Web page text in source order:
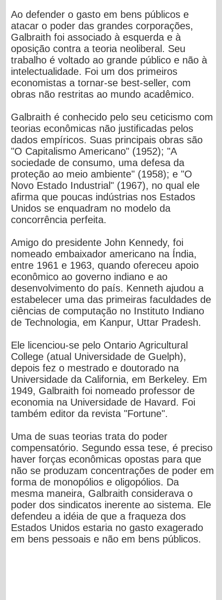
Ao defender o gasto em bens públicos e
atacar o poder das grandes corporações,
Galbraith foi associado à esquerda e à
oposição contra a teoria neoliberal. Seu
trabalho é voltado ao grande público e não à
intelectualidade. Foi um dos primeiros
economistas a tornar-se best-seller, com
obras não restritas ao mundo acadêmico.
Galbraith é conhecido pelo seu ceticismo com
teorias econômicas não justificadas pelos
dados empíricos. Suas principais obras são
"O Capitalismo Americano" (1952); "A
sociedade de consumo, uma defesa da
proteção ao meio ambiente" (1958); e "O
Novo Estado Industrial" (1967), no qual ele
afirma que poucas indústrias nos Estados
Unidos se enquadram no modelo da
concorrência perfeita.
Amigo do presidente John Kennedy, foi
nomeado embaixador americano na Índia,
entre 1961 e 1963, quando ofereceu apoio
econômico ao governo indiano e ao
desenvolvimento do país. Kenneth ajudou a
estabelecer uma das primeiras faculdades de
ciências de computação no Instituto Indiano
de Technologia, em Kanpur, Uttar Pradesh.
Ele licenciou-se pelo Ontario Agricultural
College (atual Universidade de Guelph),
depois fez o mestrado e doutorado na
Universidade da California, em Berkeley. Em
1949, Galbraith foi nomeado professor de
economia na Universidade de Havard. Foi
também editor da revista "Fortune".
Uma de suas teorias trata do poder
compensatório. Segundo essa tese, é preciso
haver forças econômicas opostas para que
não se produzam concentrações de poder em
forma de monopólios e oligopólios. Da
mesma maneira, Galbraith considerava o
poder dos sindicatos inerente ao sistema. Ele
defendeu a idéia de que a fraqueza dos
Estados Unidos estaria no gasto exagerado
em bens pessoais e não em bens públicos.